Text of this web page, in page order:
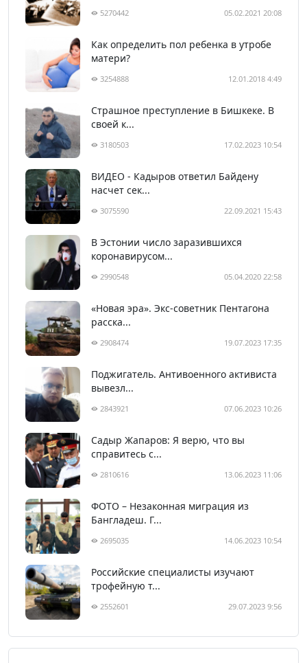
5270442 05.02.2021 20:08
Как определить пол ребенка в утробе
матери?
3254888 12.01.2018 4:49
Страшное преступление в Бишкеке. В
своей к...
3180503 17.02.2023 10:54
ВИДЕО - Кадыров ответил Байдену
насчет сек...
3075590 22.09.2021 15:43
В Эстонии число заразившихся
коронавирусом...
2990548 05.04.2020 22:58
«Новая эра». Экс-советник Пентагона
расска...
2908474 19.07.2023 17:35
Поджигатель. Антивоенного активиста
вывезл...
2843921 07.06.2023 10:26
Садыр Жапаров: Я верю, что вы
справитесь с...
2810616 13.06.2023 11:06
ФОТО – Незаконная миграция из
Бангладеш. Г...
2695035 14.06.2023 10:54
Российские специалисты изучают
трофейную т...
2552601 29.07.2023 9:56